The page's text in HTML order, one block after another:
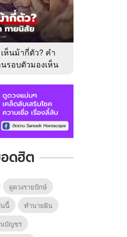
ห็นม้ากี่ตัว? คำ
รอบตัวมองเห็น
ดฮิต
ดูดวงรายปักษ์
นนี้
ทํานายฝัน
บัญชร